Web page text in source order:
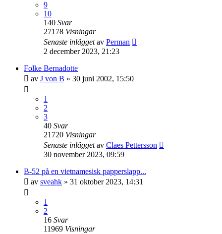
9
10
140 Svar
27178 Visningar
Senaste inläggetav Perman
2 december 2023, 21:23
Folke Bernadotte
av J von B » 30 juni 2002, 15:50
1
2
3
40 Svar
21720 Visningar
Senaste inläggetav Claes Pettersson
30 november 2023, 09:59
B-52 på en vietnamesisk papperslapp...
av sveahk » 31 oktober 2023, 14:31
1
2
16 Svar
11969 Visningar